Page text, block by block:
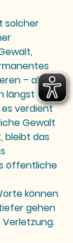
solcher
– all das
längst
es verdient
Gewalt
bleibt das
öffentliche
können
gehen